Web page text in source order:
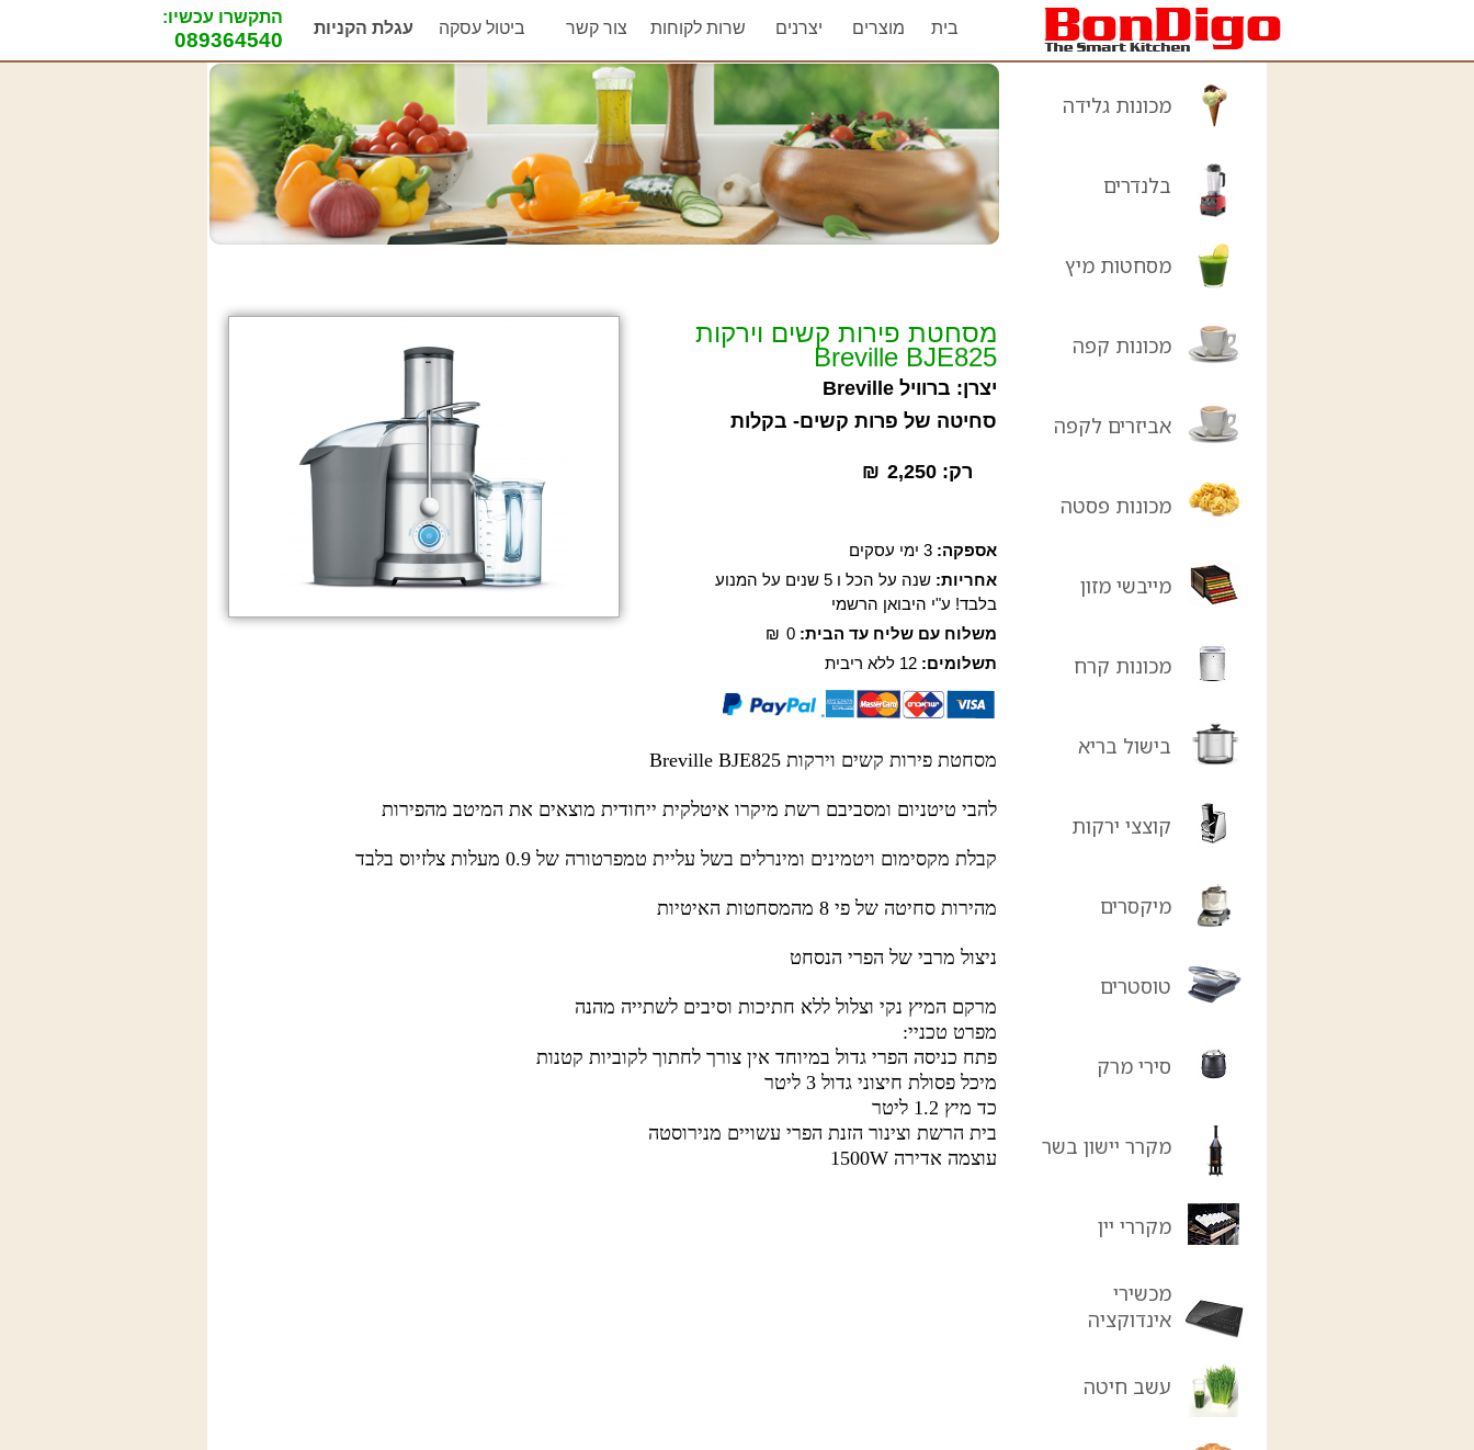
התקשרו עכשיו:
089364540 עגלת הקניות ביטול עסקה צור קשר שרות לקוחות יצרנים מוצרים בית
מכונות גלידה
בלנדרים
מסחטות מיץ
מכונות קפה
אביזרים לקפה
מכונות פסטה
מייבשי מזון
מכונות קרח
בישול בריא
קוצצי ירקות
מיקסרים
טוסטרים
סירי מרק
מקרר יישון בשר
מקררי יין
מכשירי
אינדוקציה
עשב חיטה
מסחטת פירות קשים וירקות
Breville BJE825
יצרן: ברוויל Breville
סחיטה של פרות קשים- בקלות
רק: 2,250
₪
אספקה: 3 ימי עסקים
אחריות:
שנה על הכל ו 5 שנים על המנוע
בלבד! ע"י היבואן הרשמי
משלוח עם שליח עד הבית: 0
₪
תשלומים: 12 ללא ריבית
מסחטת פירות קשים וירקות Breville BJE825
להבי טיטניום ומסביבם רשת מיקרו איטלקית ייחודית מוצאים את המיטב מהפירות
קבלת מקסימום ויטמינים ומינרלים בשל עליית טמפרטורה של 0.9 מעלות צלזיוס בלבד
מהירות סחיטה של פי 8 מהמסחטות האיטיות
ניצול מרבי של הפרי הנסחט
מרקם המיץ נקי וצלול ללא חתיכות וסיבים לשתייה מהנה
מפרט טכניי:
פתח כניסה הפרי גדול במיוחד אין צורך לחתוך לקוביות קטנות
מיכל פסולת חיצוני גדול 3 ליטר
כד מיץ 1.2 ליטר
בית הרשת וצינור הזנת הפרי עשויים מנירוסטה
עוצמה אדירה 1500W